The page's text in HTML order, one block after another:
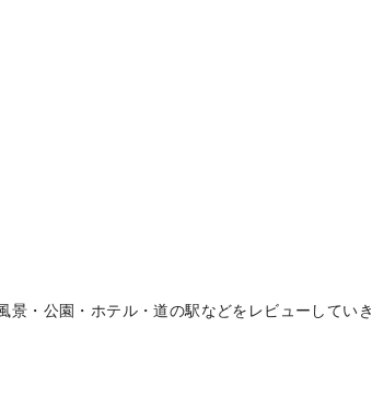
・公園・ホテル・道の駅などをレビューしていき